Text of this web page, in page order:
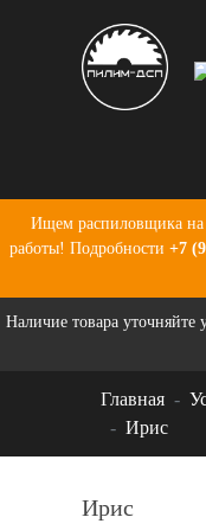
Услуги
Портфолио
Бланки
Ищем распиловщика на
работы! Подробности +7
Наличие товара
Главная
Ирис
Ирис